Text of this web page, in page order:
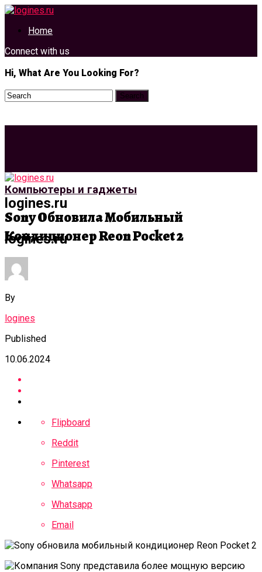
Home
Connect with us
Hi, What Are You Looking For?
logines.ru
logines.ru
Компьютеры и гаджеты
Sony Обновила Мобильный
Кондиционер Reon Pocket 2
By
logines
Published
10.06.2024
Flipboard
Reddit
Pinterest
Whatsapp
Whatsapp
Email